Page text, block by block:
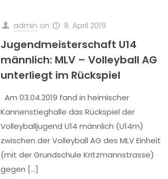
admin on 8. April 2019
Jugendmeisterschaft U14
männlich: MLV – Volleyball AG
unterliegt im Rückspiel
Am 03.04.2019 fand in heimischer
Kannenstieghalle das Rückspiel der
Volleyballjugend U14 männlich (U14m)
zwischen der Volleyball AG des MLV Einheit
(mit der Grundschule Kritzmannstrasse)
gegen […]